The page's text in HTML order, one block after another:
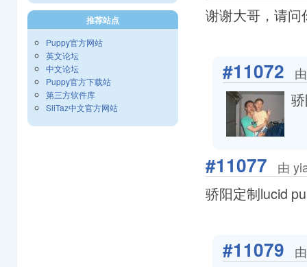
谢谢大哥，请问
#11072
#11077 由
骄阳定制lucid
#11079
推荐站点
Puppy官方网站
英文论坛
中文论坛
Puppy官方下载站
第三方软件库
SliTaz中文官方网站